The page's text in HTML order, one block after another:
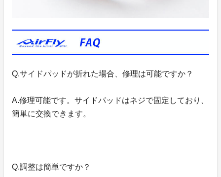
Q.サイドパッドが折れた場合、修理は可能ですか？
A.修理可能です。サイドパッドはネジで固定しており、
簡単に交換できます。
Q.調整は簡単ですか？